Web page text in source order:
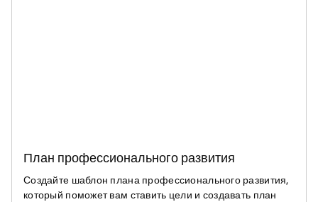
План профессионального развития
Создайте шаблон плана профессионального развития,
который поможет вам ставить цели и создавать план